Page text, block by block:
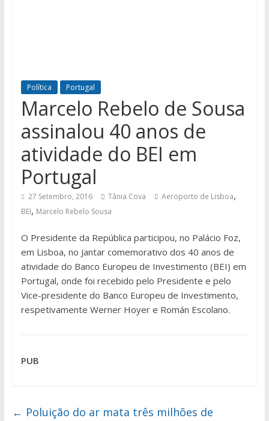
Política Portugal
Marcelo Rebelo de Sousa
assinalou 40 anos de
atividade do BEI em
Portugal
27 Setembro, 2016 Tânia Cova Aeroporto de Lisboa,
BEI, Marcelo Rebelo Sousa
O Presidente da República participou, no Palácio Foz,
em Lisboa, no Jantar comemorativo dos 40 anos de
atividade do Banco Europeu de Investimento (BEI) em
Portugal, onde foi recebido pelo Presidente e pelo
Vice-presidente do Banco Europeu de Investimento,
respetivamente Werner Hoyer e Román Escolano.
PUB
← Poluição do ar mata três milhões de